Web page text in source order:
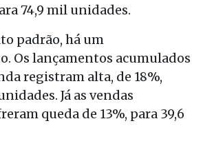
74,9 mil unidades.
padrão, há um
Os lançamentos acumulados
registram alta, de 18%,
Já as vendas
queda de 13%, para 39,6